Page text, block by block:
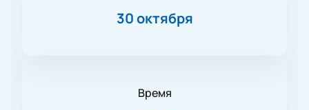
30 октября
Время